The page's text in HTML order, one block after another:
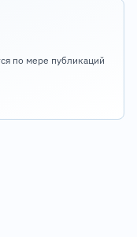
по мере публикаций